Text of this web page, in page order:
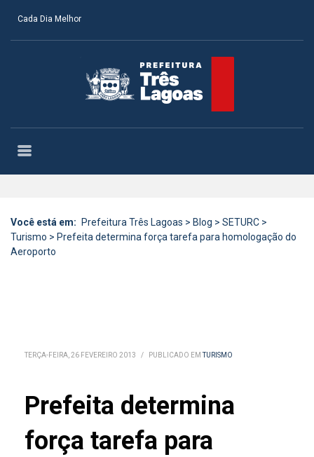
Cada Dia Melhor
Você está em: Prefeitura Três Lagoas > Blog > SETURC >
Turismo > Prefeita determina força tarefa para homologação do
Aeroporto
TERÇA-FEIRA, 26 FEVEREIRO 2013 / PUBLICADO EMTURISMO
Prefeita determina
força tarefa para